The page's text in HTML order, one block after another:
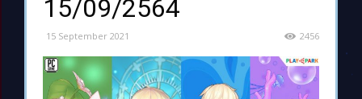
15/09/2564
15 September 2021 2456